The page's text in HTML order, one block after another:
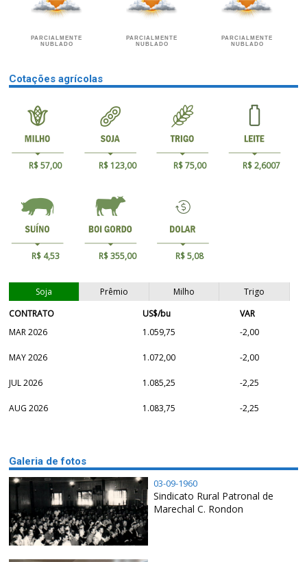
PARCIALMENTE
NUBLADO
PARCIALMENTE
NUBLADO
PARCIALMENTE
NUBLADO
Cotações agrícolas
R$ 57,00 R$ 123,00 R$ 75,00 R$ 2,6007
R$ 4,53 R$ 355,00 R$ 5,08
Soja Prêmio Milho
Trigo
CONTRATO
US$/bu
VAR
MAR 2026
1.059,75 -2,00
MAY 2026 1.072,00 -2,00
JUL 2026 1.085,25 -2,25
AUG 2026 1.083,75 -2,25
Galeria de fotos
03-09-1960
Sindicato Rural Patronal de
Marechal C. Rondon